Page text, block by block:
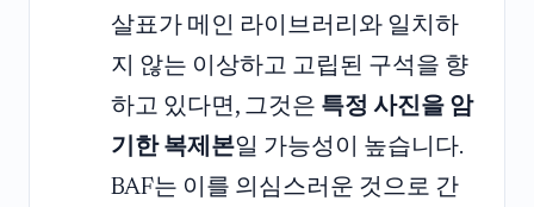
살표가 메인 라이브러리와 일치하
지 않는 이상하고 고립된 구석을 향
하고 있다면, 그것은 특정 사진을 암
기한 복제본일 가능성이 높습니다.
BAF는 이를 의심스러운 것으로 간